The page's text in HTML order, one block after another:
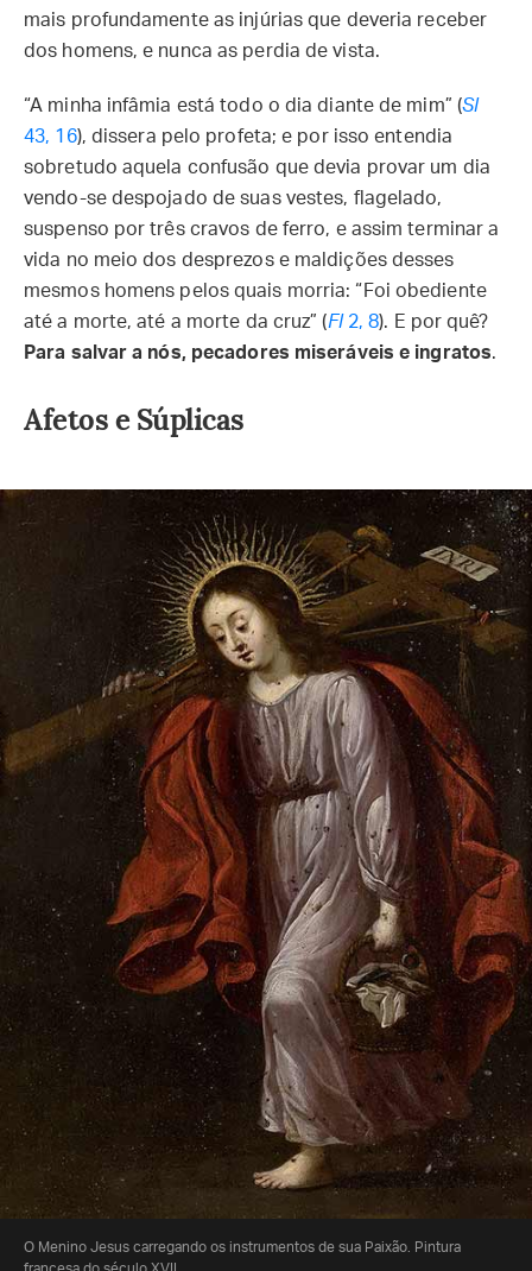
mais profundamente as injúrias que deveria receber
dos homens, e nunca as perdia de vista.
“A minha infâmia está todo o dia diante de mim” (Sl
43, 16), dissera pelo profeta; e por isso entendia
sobretudo aquela confusão que devia provar um dia
vendo-se despojado de suas vestes, flagelado,
suspenso por três cravos de ferro, e assim terminar a
vida no meio dos desprezos e maldições desses
mesmos homens pelos quais morria: “Foi obediente
até a morte, até a morte da cruz” (Fl2, 8). E por quê?
Para salvar a nós, pecadores miseráveis e ingratos.
Afetos e Súplicas
O Menino Jesus carregando os instrumentos de sua Paixão. Pintura